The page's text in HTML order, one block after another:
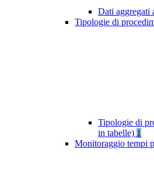
Dati aggregati
Tipologie di
Tipologie di
in tabelle) 1
Monitoraggio tempi